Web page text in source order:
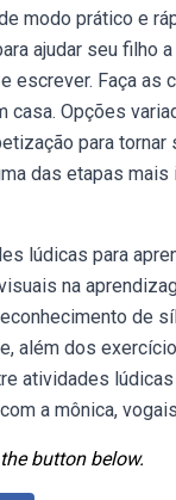
modo prático e
ajudar seu filho
escrever. Faça as
Opções
para
das etapas
lúdicas para
na
de
além dos
atividades
a mônica,
button below.